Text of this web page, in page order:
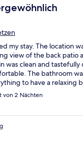
my stay. The location
view of the back patio
was clean and
The bathroom
to have a relaxing
only complaint was
container of milk and
and will visit again.
von 2 Nächten